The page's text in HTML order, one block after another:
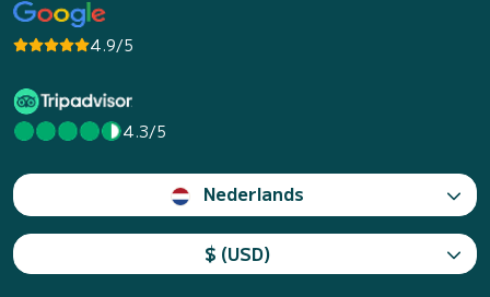
4.9/5
4.3/5
Nederlands
$ (USD)